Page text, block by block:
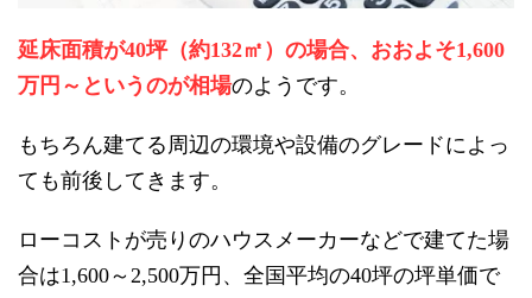
延床面積が40坪（約132㎡）の場合、 おおよそ1,600
万円～というのが相場のようです。
もちろん建てる周辺の環境や設備のグレードによっ
ても前後してきます。
ローコストが売りのハウスメーカーなどで建てた場
合は1,600～ 2,500万円、全国平均の40坪の坪単価で